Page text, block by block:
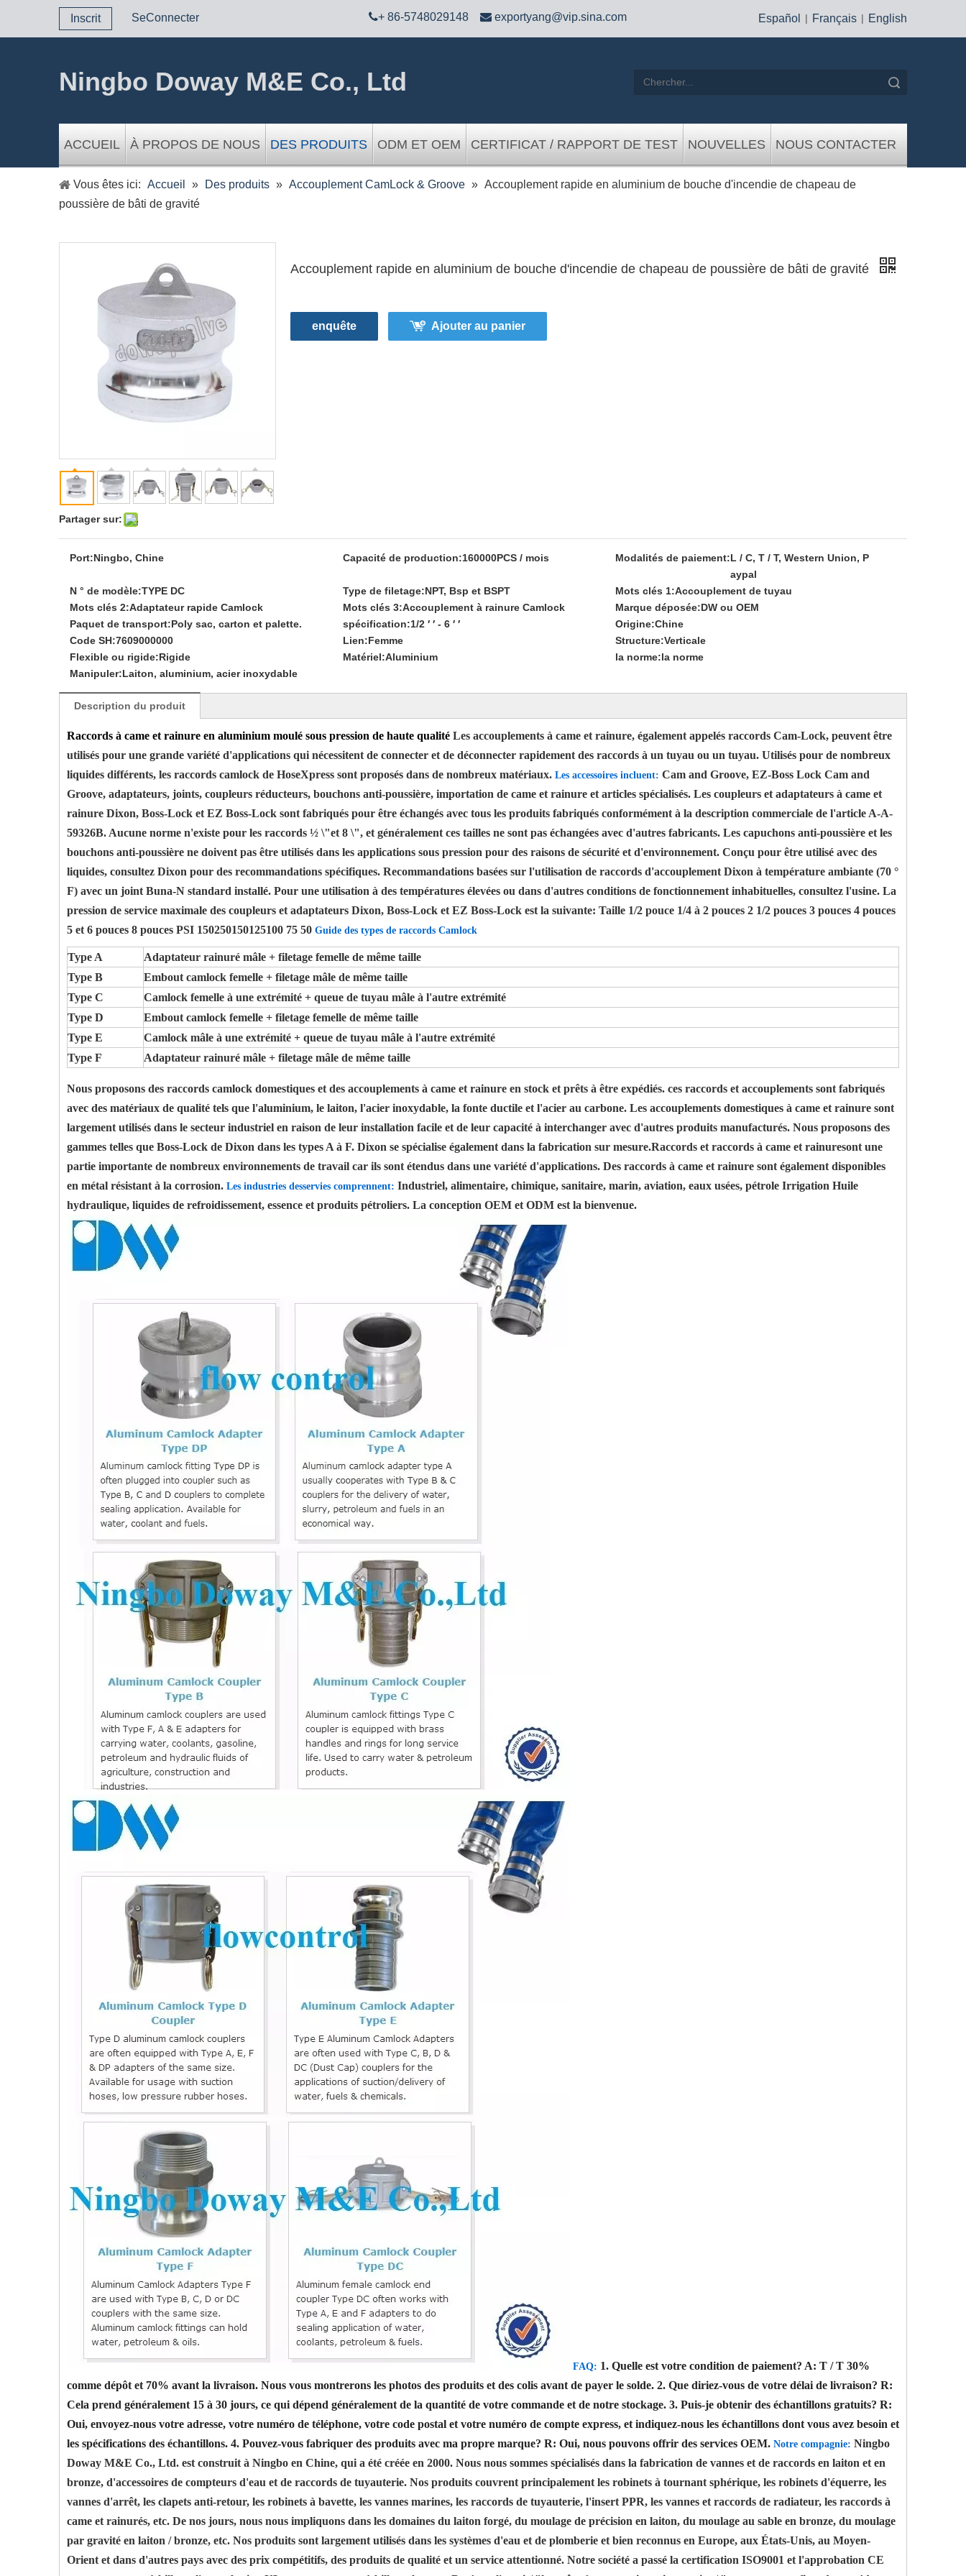
Inscrit SeConnecter + 86-5748029148  exportyang@vip.sina.com Español | Français | English
Ningbo Doway M&E Co., Ltd
ACCUEIL À PROPOS DE NOUS DES PRODUITS ODM ET OEM CERTIFICAT / RAPPORT DE TEST NOUVELLES NOUS CONTACTER
Vous êtes ici: Accueil » Des produits » Accouplement CamLock & Groove » Accouplement rapide en aluminium de bouche d'incendie de chapeau de
poussière de bâti de gravité
Partager sur:
Accouplement rapide en aluminium de bouche d'incendie de chapeau de poussière de bâti de gravité
enquête Ajouter au panier
Port:Ningbo, Chine Capacité de production:160000PCS / mois Modalités de paiement:L / C, T / T, Western Union, P
aypal
N ° de modèle:TYPE DC Type de filetage:NPT, Bsp et BSPT Mots clés 1:Accouplement de tuyau
Mots clés 2:Adaptateur rapide Camlock Mots clés 3:Accouplement à rainure Camlock Marque déposée:DW ou OEM
Paquet de transport:Poly sac, carton et palette. spécification:1/2 ′ ′ - 6 ′ ′ Origine:Chine
Code SH:7609000000 Lien:Femme Structure:Verticale
Flexible ou rigide:Rigide Matériel:Aluminium la norme:la norme
Manipuler:Laiton, aluminium, acier inoxydable
Description du produit
Raccords à came et rainure en aluminium moulé sous pression de haute qualité Les accouplements à came et rainure, également appelés raccords Cam-Lock, peuvent être
utilisés pour une grande variété d'applications qui nécessitent de connecter et de déconnecter rapidement des raccords à un tuyau ou un tuyau. Utilisés pour de nombreux
liquides différents, les raccords camlock de HoseXpress sont proposés dans de nombreux matériaux. Les accessoires incluent: Cam and Groove, EZ-Boss Lock Cam and
Groove, adaptateurs, joints, coupleurs réducteurs, bouchons anti-poussière, importation de came et rainure et articles spécialisés. Les coupleurs et adaptateurs à came et
rainure Dixon, Boss-Lock et EZ Boss-Lock sont fabriqués pour être échangés avec tous les produits fabriqués conformément à la description commerciale de l'article A-A-
59326B. Aucune norme n'existe pour les raccords ½ \"et 8 \", et généralement ces tailles ne sont pas échangées avec d'autres fabricants. Les capuchons anti-poussière et les
bouchons anti-poussière ne doivent pas être utilisés dans les applications sous pression pour des raisons de sécurité et d'environnement. Conçu pour être utilisé avec des
liquides, consultez Dixon pour des recommandations spécifiques. Recommandations basées sur l'utilisation de raccords d'accouplement Dixon à température ambiante (70 °
F) avec un joint Buna-N standard installé. Pour une utilisation à des températures élevées ou dans d'autres conditions de fonctionnement inhabituelles, consultez l'usine. La
pression de service maximale des coupleurs et adaptateurs Dixon, Boss-Lock et EZ Boss-Lock est la suivante: Taille 1/2 pouce 1/4 à 2 pouces 2 1/2 pouces 3 pouces 4 pouces
5 et 6 pouces 8 pouces PSI 150250150125100 75 50 Guide des types de raccords Camlock
Type A
Adaptateur rainuré mâle + filetage femelle de même taille
Type B
Embout camlock femelle + filetage mâle de même taille
Type C
Camlock femelle à une extrémité + queue de tuyau mâle à l'autre extrémité
Type D
Embout camlock femelle + filetage femelle de même taille
Type E
Camlock mâle à une extrémité + queue de tuyau mâle à l'autre extrémité
Type F
Adaptateur rainuré mâle + filetage mâle de même taille
Nous proposons des raccords camlock domestiques et des accouplements à came et rainure en stock et prêts à être expédiés. ces raccords et accouplements sont fabriqués
avec des matériaux de qualité tels que l'aluminium, le laiton, l'acier inoxydable, la fonte ductile et l'acier au carbone. Les accouplements domestiques à came et rainure sont
largement utilisés dans le secteur industriel en raison de leur installation facile et de leur capacité à interchanger avec d'autres produits manufacturés. Nous proposons des
gammes telles que Boss-Lock de Dixon dans les types A à F. Dixon se spécialise également dans la fabrication sur mesure.Raccords et raccords à came et rainuresont une
partie importante de nombreux environnements de travail car ils sont étendus dans une variété d'applications. Des raccords à came et rainure sont également disponibles
en métal résistant à la corrosion. Les industries desservies comprennent: Industriel, alimentaire, chimique, sanitaire, marin, aviation, eaux usées, pétrole Irrigation Huile
hydraulique, liquides de refroidissement, essence et produits pétroliers. La conception OEM et ODM est la bienvenue.
FAQ: 1. Quelle est votre condition de paiement? A: T / T 30%
comme dépôt et 70% avant la livraison. Nous vous montrerons les photos des produits et des colis avant de payer le solde. 2. Que diriez-vous de votre délai de livraison? R:
Cela prend généralement 15 à 30 jours, ce qui dépend généralement de la quantité de votre commande et de notre stockage. 3. Puis-je obtenir des échantillons gratuits? R:
Oui, envoyez-nous votre adresse, votre numéro de téléphone, votre code postal et votre numéro de compte express, et indiquez-nous les échantillons dont vous avez besoin et
les spécifications des échantillons. 4. Pouvez-vous fabriquer des produits avec ma propre marque? R: Oui, nous pouvons offrir des services OEM. Notre compagnie: Ningbo
Doway M&E Co., Ltd. est construit à Ningbo en Chine, qui a été créée en 2000. Nous nous sommes spécialisés dans la fabrication de vannes et de raccords en laiton et en
bronze, d'accessoires de compteurs d'eau et de raccords de tuyauterie. Nos produits couvrent principalement les robinets à tournant sphérique, les robinets d'équerre, les
vannes d'arrêt, les clapets anti-retour, les robinets à bavette, les vannes marines, les raccords de tuyauterie, l'insert PPR, les vannes et raccords de radiateur, les raccords à
came et rainurés, etc. De nos jours, nous nous impliquons dans les domaines du laiton forgé, du moulage de précision en laiton, du moulage au sable en bronze, du moulage
par gravité en laiton / bronze, etc. Nos produits sont largement utilisés dans les systèmes d'eau et de plomberie et bien reconnus en Europe, aux États-Unis, au Moyen-
Orient et dans d'autres pays avec des prix compétitifs, des produits de qualité et un service attentionné. Notre société a passé la certification ISO9001 et l'approbation CE